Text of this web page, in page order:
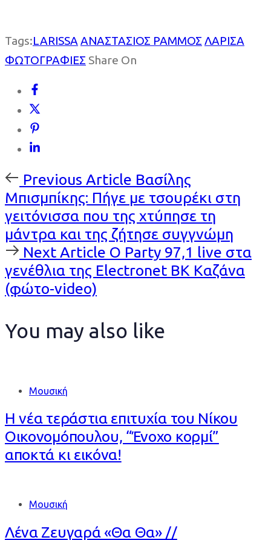
Tags:LARISSA ΑΝΑΣΤΑΣΙΟΣ ΡΑΜΜΟΣ ΛΑΡΙΣΑ
ΦΩΤΟΓΡΑΦΙΕΣ Share On
Previous
Article
Previous Article Βασίλης
Μπισμπίκης: Πήγε με τσουρέκι στη
γειτόνισσα που της χτύπησε τη
μάντρα και της ζήτησε συγγνώμη
Next
Article
Next Article Ο Party 97,1 live στα
γενέθλια της Electronet ΒΚ Καζάνα
(φώτο-video)
You may also like
Μουσική
Η νέα τεράστια επιτυχία του Νίκου
Οικονομόπουλου, “Ένοχο κορμί”
αποκτά κι εικόνα!
Μουσική
Λένα Ζευγαρά «Θα Θα» //